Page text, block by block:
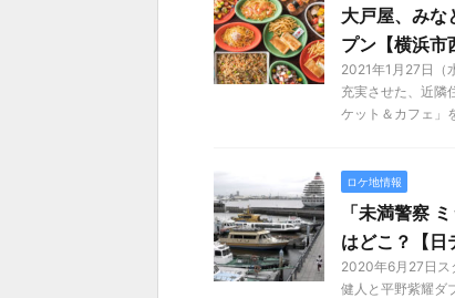
大戸屋、みな
プン【横浜市
2021年1月27日（
充実させた、近隣
ケット＆カフェ」
ロケ地情報
「未満警察
はどこ？【日
2020年6月27日ス
健人と平野紫耀ダ